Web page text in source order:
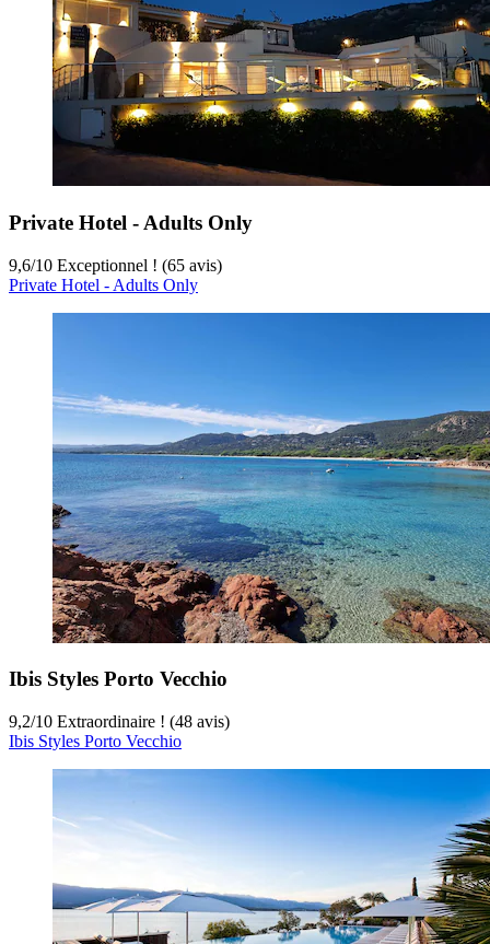
Private Hotel - Adults Only
9,6/10 Exceptionnel ! (65 avis)
Private Hotel - Adults Only
Ibis Styles Porto Vecchio
9,2/10 Extraordinaire ! (48 avis)
Ibis Styles Porto Vecchio